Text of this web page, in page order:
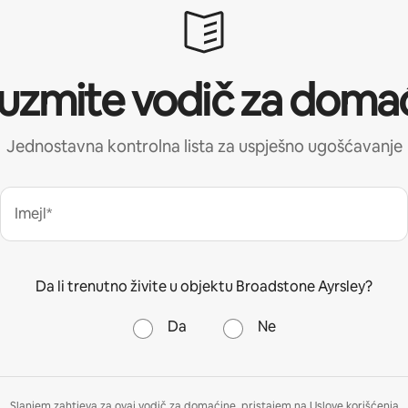
vodič za
Jednostavna kontrolna lista za uspješno ugošćavanje
Imejl*
Da li trenutno živite u objektu Broadstone Ayrsley?
Da Ne